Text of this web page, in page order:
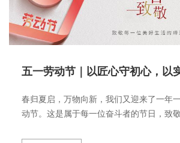
五一劳动节｜以匠心守初心，以
春归夏启，万物向新，我们又迎来了一年
动节。这是属于每一位奋斗者的节日，致